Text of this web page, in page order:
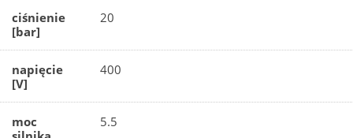
ciśnienie
[bar]
20
napięcie
[V]
400
moc
5.5